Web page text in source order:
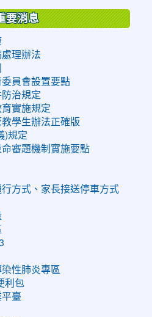
要消息
處理辦法
委員會設置要點
防治規定
育實施規定
教學生辦法正確版
)規定
命審題機制實施要點
方式、家長接送停車方式
性肺炎專區
利包
臺